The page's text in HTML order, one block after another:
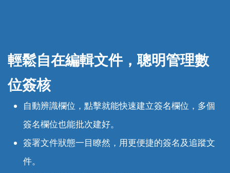
輕鬆自在編輯文件，聰明管理數
位簽核
自動辨識欄位，點擊就能快速建立簽名欄位，多個
簽名欄位也能批次建好。
簽署文件狀態一目瞭然，用更便捷的簽名及追蹤文
件。